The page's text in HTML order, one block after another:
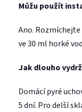
Můžu použít
Ano.
ve 30 ml horké
Jak dlouho
Domácí pyré
5 dní. Pro delší